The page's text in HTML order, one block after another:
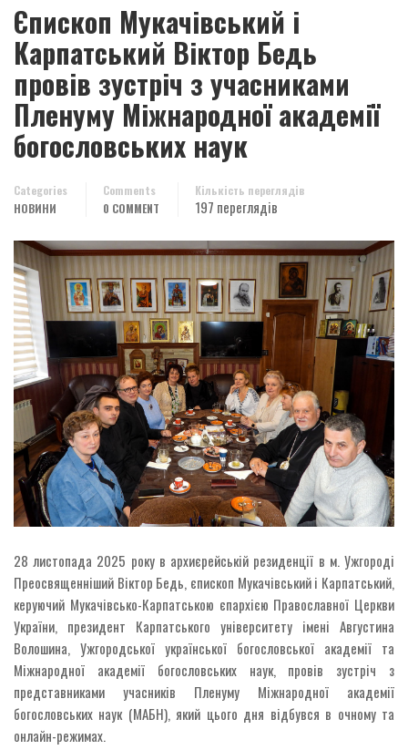
Єпископ Мукачівський і
Карпатський Віктор Бедь
провів зустріч з учасниками
Пленуму Міжнародної академії
богословських наук
Categories
НОВИНИ
Comments
0 COMMENT
Кількість переглядів
197 переглядів
28 листопада 2025 року в архиєрейській резиденції в м. Ужгороді
Преосвященніший Віктор Бедь, єпископ Мукачівський і Карпатський,
керуючий Мукачівсько-Карпатською єпархією Православної Церкви
України, президент Карпатського університету імені Августина
Волошина, Ужгородської української богословської академії та
Міжнародної академії богословських наук, провів зустріч з
представниками учасників Пленуму Міжнародної академії
богословських наук (МАБН), який цього дня відбувся в очному та
онлайн-режимах.